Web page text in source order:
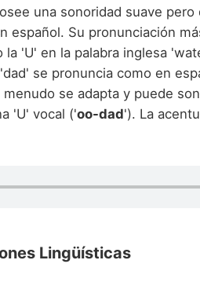
una sonoridad suave pero
español. Su pronunciación
la 'U' en la palabra inglesa
se pronuncia como en
se adapta y puede
'U' vocal ('oo-dad'). La
Lingüísticas